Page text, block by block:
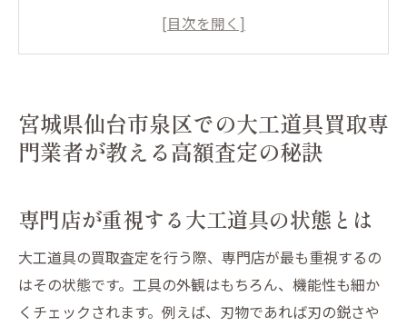
買取査定で重要な付属品の役割
専門業者が求める大工道具の特徴
大工道具を高く売るために知っておくべき泉区
査定前に確認したい大工道具の使用履歴
泉区の市場価値を把握するための情報収集
方法
高額買取を狙うための交渉術
宮城県仙台市泉区での大工道具買取専
門業者が教える高額査定の秘訣
専門店が重視する大工道具の状態とは
大工道具の買取査定を行う際、専門店が最も重視するの
はその状態です。工具の外観はもちろん、機能性も細か
くチェックされます。例えば、刃物であれば刃の鋭さや